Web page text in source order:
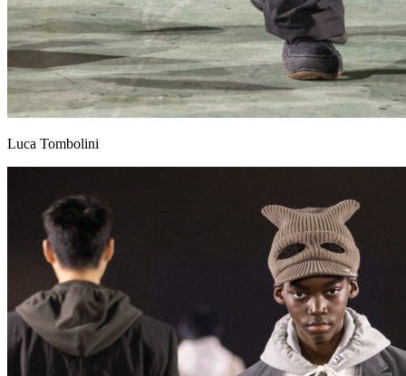
Luca Tombolini